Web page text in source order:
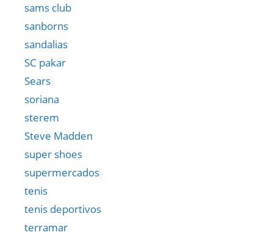
sams club
sanborns
sandalias
SC pakar
Sears
soriana
sterem
Steve Madden
super shoes
supermercados
tenis
tenis deportivos
terramar